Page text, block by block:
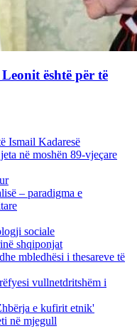
është për të
Ismail Kadaresë
në moshën 89-vjeçare
– paradigma e
sociale
shqiponjat
mbledhësi i thesareve të
vullnetdritshëm i
e kufirit etnik'
në mjegull